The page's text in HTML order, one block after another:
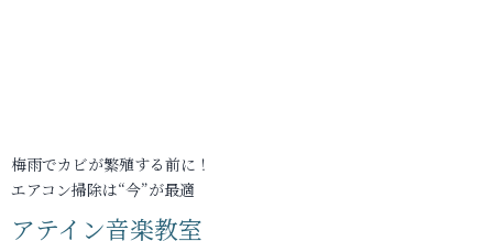
梅雨でカビが繁殖する前に！
エアコン掃除は“今”が最適
アテイン音楽教室